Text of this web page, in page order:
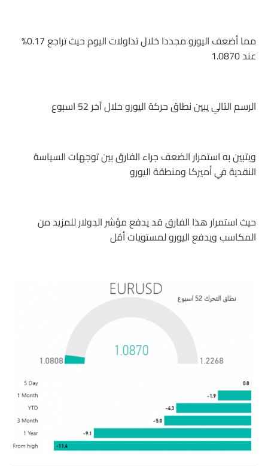
مما أضعف اليورو مجددا خلال تداولات اليوم حيث تراجع 0.17%
عند 1.0870
الرسم التالي يبين نطاق حركة اليورو خلال آخر 52 اسبوع
ويتبين به استمرار الضعف جراء الفارق بين توجهات السياسة
النقدية في أميركا ومنطقة اليورو
حيث استمرار هذا الفارق قد يدفع مؤشر الدولار للمزيد من
المكاسب ويدفع اليورو لمستويات أقل